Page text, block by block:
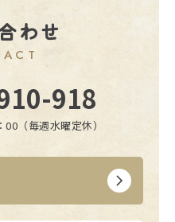
わせ
918
（毎週水曜定休）